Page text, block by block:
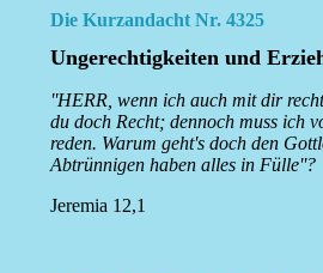
Die Kurzandacht Nr. 4325
Ungerechtigkeiten und
''HERR, wenn ich auch mit dir
du doch Recht; dennoch muss ich
reden. Warum geht's doch den
Abtrünnigen haben alles in Fülle''?
Jeremia 12,1